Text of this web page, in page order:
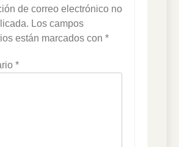
de correo electrónico no
Los campos
están marcados con *
*